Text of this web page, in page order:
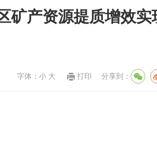
矿产资源提质增效实
字体： 小 大 打印 分享到：